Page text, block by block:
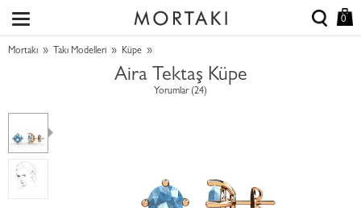
0
Mortakı » Takı Modelleri » Küpe »
Aira Tektaş Küpe
Yorumlar (24)